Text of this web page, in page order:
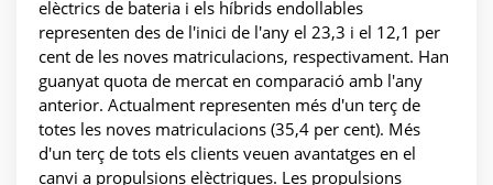
elèctrics de bateria i els híbrids endollables
representen des de l'inici de l'any el 23,3 i el 12,1 per
cent de les noves matriculacions, respectivament. Han
guanyat quota de mercat en comparació amb l'any
anterior. Actualment representen més d'un terç de
totes les noves matriculacions (35,4 per cent). Més
d'un terç de tots els clients veuen avantatges en el
canvi a propulsions elèctriques. Les propulsions